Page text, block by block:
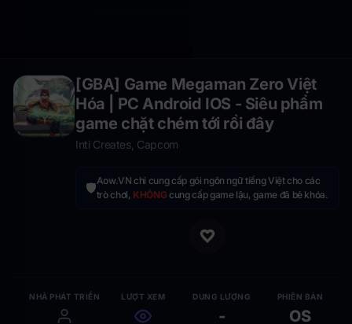
[GBA] Game Megaman Zero Việt
Hóa | PC Android IOS - Siêu phẩm
game chặt chém tới rồi đây
Inti Creates, Capcom
🛡️Aow.VN chỉ cung cấp gói ngôn ngữ tiếng Việt cho các
trò chơi, KHÔNGcung cấp game lậu, game đã bẻ khóa.
NHÀ PHÁT TRIỂN LƯỢT XEM DUNG LƯỢNG
-
PHIÊN BẢN
OS